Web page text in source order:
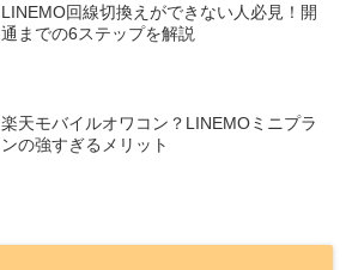
LINEMO回線切換えができない人必見！開
通までの6ステップを解説
楽天モバイルオワコン？LINEMOミニプラ
ンの強すぎるメリット